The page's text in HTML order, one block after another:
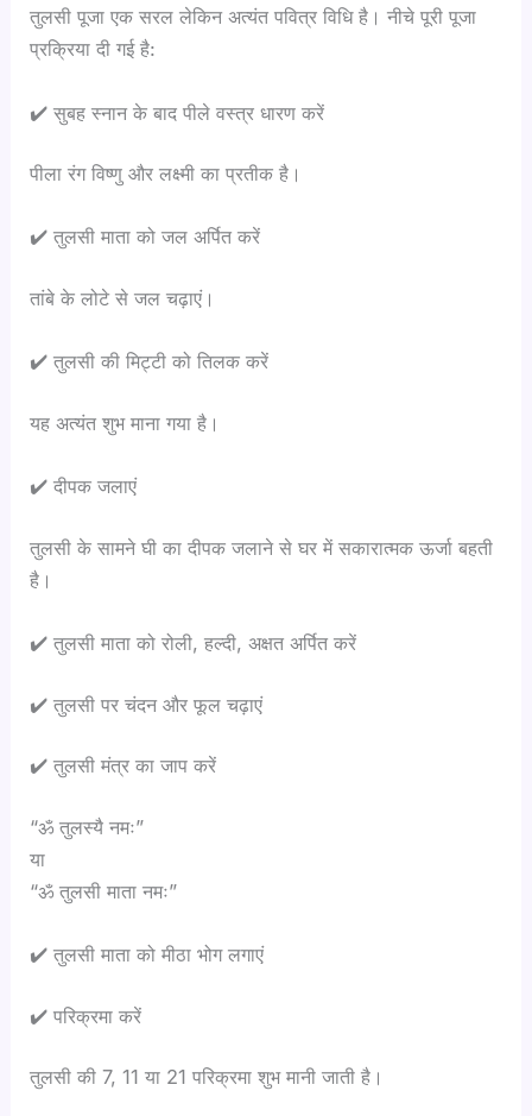
तुलसी पूजा एक सरल लेकिन अत्यंत पवित्र विधि है। नीचे पूरी पूजा
प्रक्रिया दी गई है:
✔️ सुबह स्नान के बाद पीले वस्त्र धारण करें
पीला रंग विष्णु और लक्ष्मी का प्रतीक है।
✔️ तुलसी माता को जल अर्पित करें
तांबे के लोटे से जल चढ़ाएं।
✔️ तुलसी की मिट्टी को तिलक करें
यह अत्यंत शुभ माना गया है।
✔️ दीपक जलाएं
तुलसी के सामने घी का दीपक जलाने से घर में सकारात्मक ऊर्जा बहती
है।
✔️ तुलसी माता को रोली, हल्दी, अक्षत अर्पित करें
✔️ तुलसी पर चंदन और फूल चढ़ाएं
✔️ तुलसी मंत्र का जाप करें
“ॐ तुलस्यै नमः”
या
“ॐ तुलसी माता नमः”
✔️ तुलसी माता को मीठा भोग लगाएं
✔️ परिक्रमा करें
तुलसी की 7, 11 या 21 परिक्रमा शुभ मानी जाती है।